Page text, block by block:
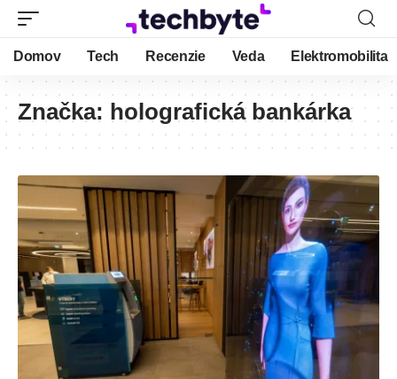
Domov Tech Recenzie Veda Elektromobilita
Značka: holografická bankárka